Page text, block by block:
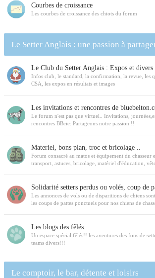
Courbes de croissance
Les courbes de croissance des chiots du forum
Le Setter Anglais : une passion à
Le Club du Setter Anglais : Expos et divers
Infos club, le standard, la confirmation, la revue, les
CSA, les expos en résultats et images
Les invitations et rencontres de
Le forum n'est pas que virtuel.. Invitations,
rencontres BBcie: Partageons notre passion !!
Materiel, bons plan, troc et bricolage ..
Forum consacré au matos et équipement du chasseur
transport, astuces, bricolage, matériel d'éducation,
Solidarité setters perdus ou volés, coup de
Les annonces de vols ou de disparitions de chiens
les coups de pattes ponctuels pour nos chiens de
Les blogs des fêlés...
Un espace spécial fêlés!! les aventures des fous de
teams divers!!!
Le comptoir, le bar, détente et loisirs